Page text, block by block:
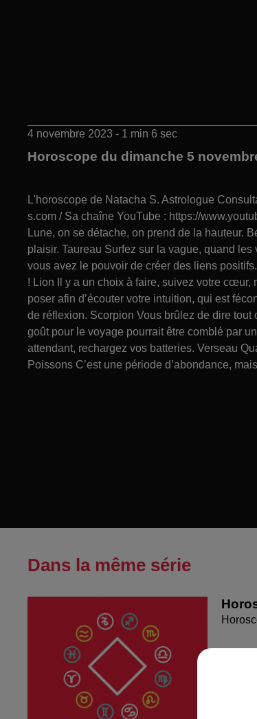
4 novembre 2023 - 1 min 6 sec
Horoscope du dimanche 5
L'horoscope de Natacha S. Astrologue
s.com / Sa chaîne YouTube : https://
Lune, on se détache, on prend de la hauteur.
plaisir. Taureau Surfez sur la vague, quand
vous avez le pouvoir de créer des liens
! Lion Il y a un choix à faire, suivez votre cœur,
poser afin d’écouter votre intuition, qui est
de réflexion. Scorpion Vous brûlez de dire
goût pour le voyage pourrait être comblé par
attendant, rechargez vos batteries. Verseau
Poissons C’est une période d’abondance,
Dans la même série